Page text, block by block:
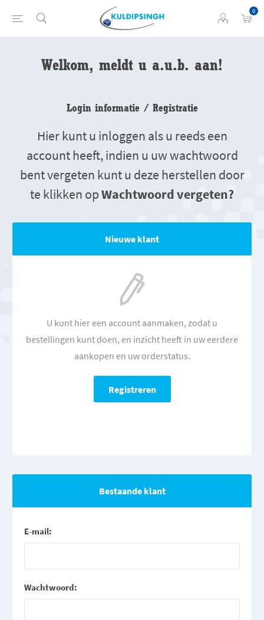
0
Welkom, meldt u a.u.b. aan!
Login informatie / Registratie
Hier kunt u inloggen als u reeds een
account heeft, indien u uw wachtwoord
bent vergeten kunt u deze herstellen door
te klikken opWachtwoord vergeten?
Nieuwe klant
U kunt hier een account aanmaken, zodat u
bestellingen kunt doen, en inzicht heeft in uw eerdere
aankopen en uw orderstatus.
Bestaande klant
E-mail:
Wachtwoord: